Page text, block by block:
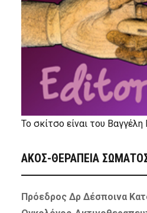
Το σκίτσο είναι του Βαγγέλη
ΑΚΟΣ-ΘΕΡΑΠΕΙΑ
Πρόεδρος Δρ Δέσποινα